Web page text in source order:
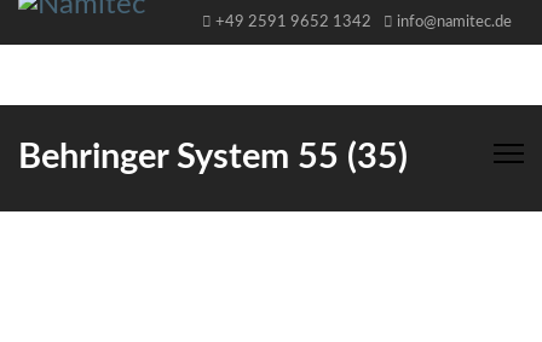
+49 2591 9652 1342 info@namitec.de
Behringer System 55 (35)